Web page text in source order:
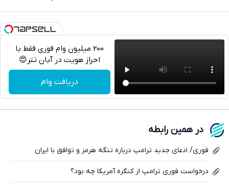
واتساپ
200 میلیون وام فوری فقط با
احراز هویت در آبان تتر😍
دریافت وام
در همین رابطه
فوری/ ادعای جدید ترامپ درباره تنگه هرمز و توافق با ایران
درخواست فوری ترامپ از کنگره آمریکا چه بود؟